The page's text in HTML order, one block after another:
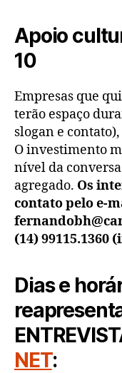
Apoio
10
Empresas que
terão espaço
slogan e
O investimento
nível da
agregado. Os
contato pelo e-
(14) 99115.1360
Dias e
NET: